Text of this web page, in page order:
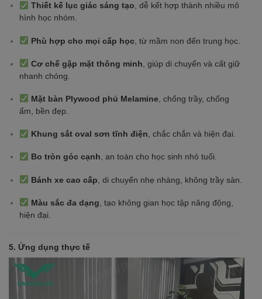
Thiết kế lục giác sáng tạo, dễ kết hợp thành nhiều mô
hình học nhóm.
Phù hợp cho mọi cấp học , từ mầm non đến trung học.
Cơ chế gập mặt thông minh , giúp di chuyển và cất giữ
nhanh chóng.
Mặt bàn Plywood phủ Melamine , chống trầy, chống
ẩm, bền đẹp.
Khung sắt oval sơn tĩnh điện , chắc chắn và hiện đại.
Bo tròn góc cạnh, an toàn cho học sinh nhỏ tuổi.
Bánh xe cao cấp , di chuyển nhẹ nhàng, không trầy sàn.
Màu sắc đa dạng , tạo không gian học tập năng động,
hiện đại.
5. Ứng dụng thực tế